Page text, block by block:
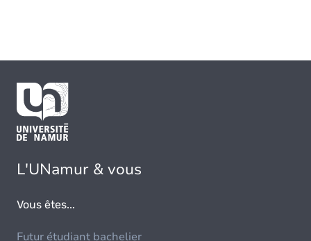
L'UNamur & vous
Vous êtes...
Futur étudiant bachelier